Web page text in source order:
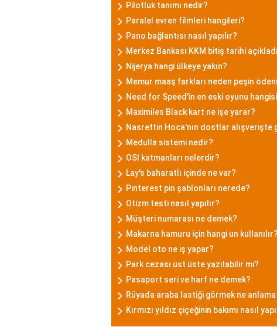
Pilotluk tanımı nedir?
Paralel evren filmleri hangileri?
Pano bağlantısı nasıl yapılır?
Merkez Bankası KKM bitiş tarihi
Nijerya hangi ülkeye yakın?
Memur maaş farkları neden peşin
Need for Speed'in en eski oyunu
Maximiles Black kart ne işe yarar?
Nasrettin Hoca'nın dostlar alışverişte
Medulla sistemi nedir?
OSI katmanları nelerdir?
Lay's baharatlı içinde ne var?
Pinterest pin şablonları nerede?
Otizm testi nasıl yapılır?
Müşteri numarası ne demek?
Makarna hamuru için hangi un kullanılır?
Model oto ne iş yapar?
Park cezası üst üste yazılabilir mi?
Pasaport seri ve harf ne demek?
Rüyada araba lastiği görmek ne
Kırmızı yıldız çiçeğinin bakımı nasıl